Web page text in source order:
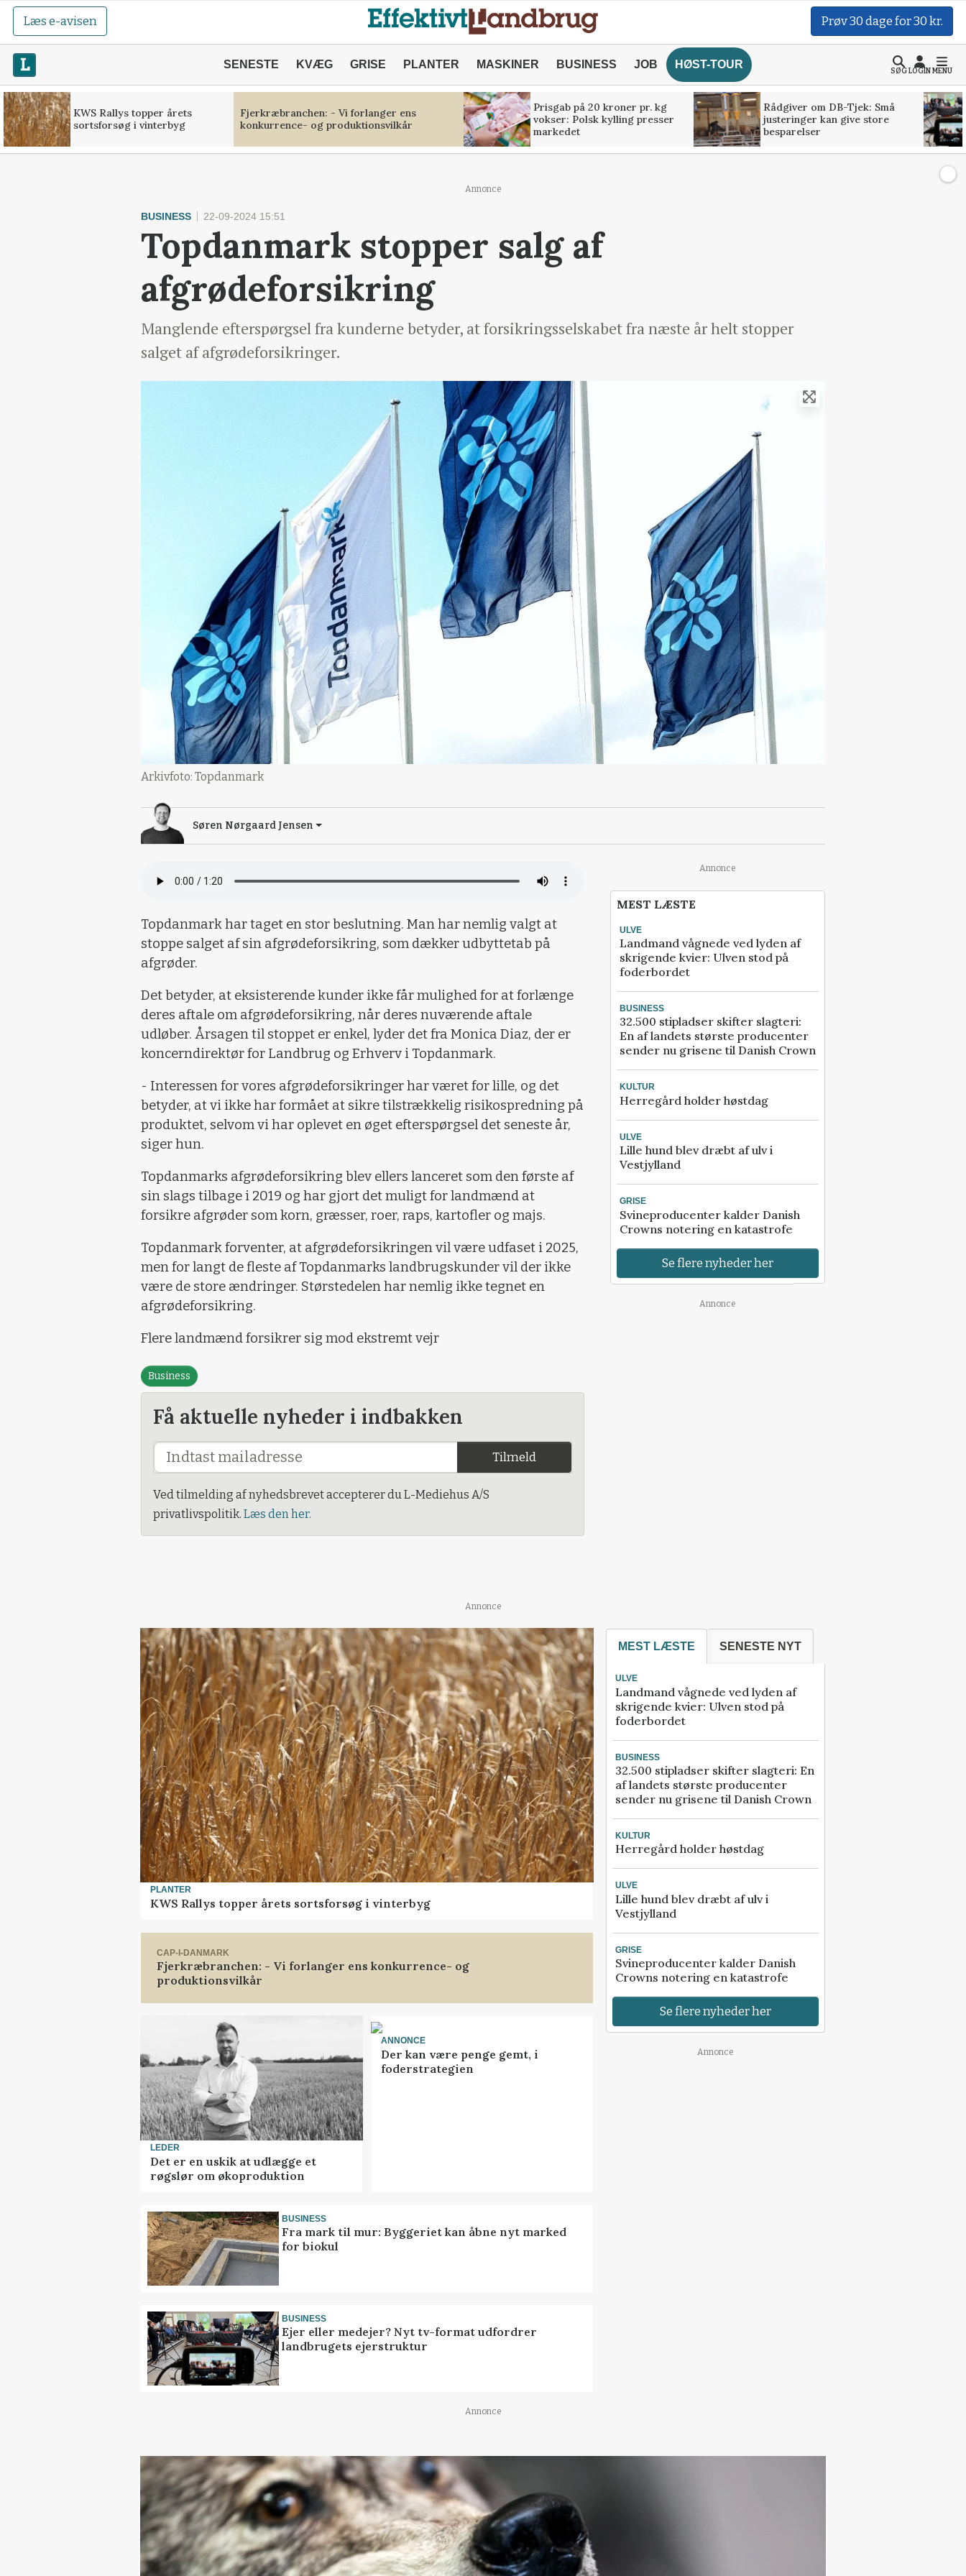
Læs e-avisen Prøv 30 dage for 30 kr.
SENESTE KVÆG GRISE PLANTER MASKINER BUSINESS JOB HØST-TOUR
SØGLOGINMENU
KWS Rallys topper årets
sortsforsøg i vinterbyg
Fjerkræbranchen: - Vi forlanger ens
konkurrence- og produktionsvilkår
Prisgab på 20 kroner pr. kg
vokser: Polsk kylling presser
markedet
Rådgiver om DB-Tjek: Små
justeringer kan give store
besparelser
Annonce
BUSINESS 22-09-2024 15:51
Topdanmark stopper salg af
afgrødeforsikring
Manglende efterspørgsel fra kunderne betyder, at forsikringsselskabet fra næste år helt stopper
salget af afgrødeforsikringer.
Arkivfoto: Topdanmark
Søren Nørgaard Jensen
Topdanmark har taget en stor beslutning. Man har nemlig valgt at
stoppe salget af sin afgrødeforsikring, som dækker udbyttetab på
afgrøder.
Det betyder, at eksisterende kunder ikke får mulighed for at forlænge
deres aftale om afgrødeforsikring, når deres nuværende aftale
udløber. Årsagen til stoppet er enkel, lyder det fra Monica Diaz, der er
koncerndirektør for Landbrug og Erhverv i Topdanmark.
- Interessen for vores afgrødeforsikringer har været for lille, og det
betyder, at vi ikke har formået at sikre tilstrækkelig risikospredning på
produktet, selvom vi har oplevet en øget efterspørgsel det seneste år,
siger hun.
Topdanmarks afgrødeforsikring blev ellers lanceret som den første af
sin slags tilbage i 2019 og har gjort det muligt for landmænd at
forsikre afgrøder som korn, græsser, roer, raps, kartofler og majs.
Topdanmark forventer, at afgrødeforsikringen vil være udfaset i 2025,
men for langt de fleste af Topdanmarks landbrugskunder vil der ikke
være de store ændringer. Størstedelen har nemlig ikke tegnet en
afgrødeforsikring.
Flere landmænd forsikrer sig mod ekstremt vejr
Business
Få aktuelle nyheder i indbakken
Tilmeld
Ved tilmelding af nyhedsbrevet accepterer du L-Mediehus A/S
privatlivspolitik. Læs den her.
Annonce
MEST LÆSTE
ULVE
Landmand vågnede ved lyden af
skrigende kvier: Ulven stod på
foderbordet
BUSINESS
32.500 stipladser skifter slagteri:
En af landets største producenter
sender nu grisene til Danish Crown
KULTUR
Herregård holder høstdag
ULVE
Lille hund blev dræbt af ulv i
Vestjylland
GRISE
Svineproducenter kalder Danish
Crowns notering en katastrofe
Se flere nyheder her
Annonce
Annonce
PLANTER
KWS Rallys topper årets sortsforsøg i vinterbyg
CAP-I-DANMARK
Fjerkræbranchen: - Vi forlanger ens konkurrence- og
produktionsvilkår
LEDER
Det er en uskik at udlægge et
røgslør om økoproduktion
ANNONCE
Der kan være penge gemt, i
foderstrategien
BUSINESS
Fra mark til mur: Byggeriet kan åbne nyt marked
for biokul
BUSINESS
Ejer eller medejer? Nyt tv-format udfordrer
landbrugets ejerstruktur
MEST LÆSTE SENESTE NYT
ULVE
Landmand vågnede ved lyden af
skrigende kvier: Ulven stod på
foderbordet
BUSINESS
32.500 stipladser skifter slagteri: En
af landets største producenter
sender nu grisene til Danish Crown
KULTUR
Herregård holder høstdag
ULVE
Lille hund blev dræbt af ulv i
Vestjylland
GRISE
Svineproducenter kalder Danish
Crowns notering en katastrofe
Se flere nyheder her
Annonce
Annonce